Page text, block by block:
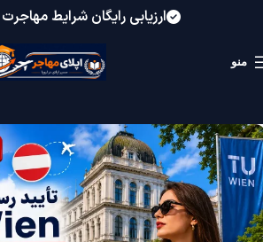
ارزیابی رایگان شرایط
منو